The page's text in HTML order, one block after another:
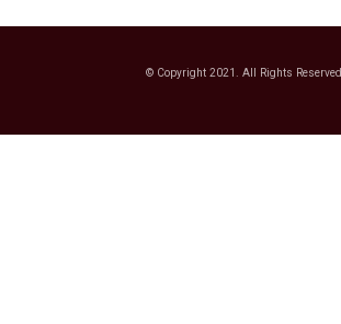
© Copyright 2021. All Rights Reserved.